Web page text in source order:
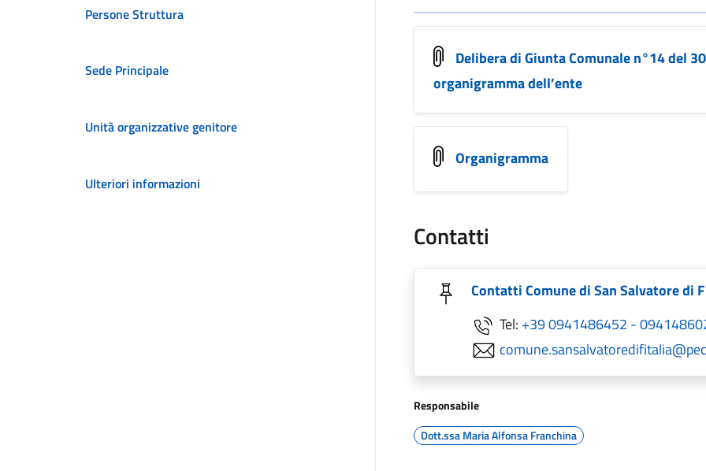
Persone Struttura
Sede Principale
Unità organizzative genitore
Ulteriori informazioni
Delibera di Giunta Comunale n°14 del
organigramma dell’ente
Organigramma
Contatti
Contatti Comune di San Salvatore di
Tel: +39 0941486452 -
Responsabile
Dott.ssa Maria Alfonsa Franchina